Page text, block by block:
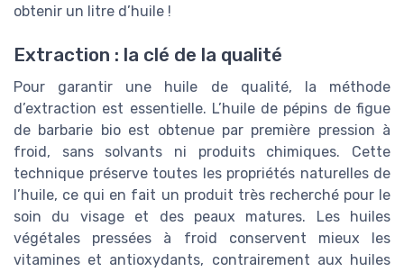
obtenir un litre d’huile !
Extraction : la clé de la qualité
Pour garantir une huile de qualité, la méthode
d’extraction est essentielle. L’huile de pépins de figue
de barbarie bio est obtenue par première pression à
froid, sans solvants ni produits chimiques. Cette
technique préserve toutes les propriétés naturelles de
l’huile, ce qui en fait un produit très recherché pour le
soin du visage et des peaux matures. Les huiles
végétales pressées à froid conservent mieux les
vitamines et antioxydants, contrairement aux huiles